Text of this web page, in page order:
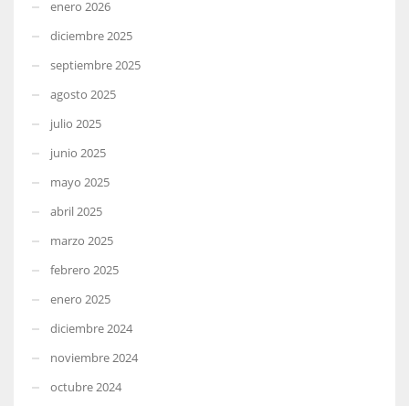
enero 2026
diciembre 2025
septiembre 2025
agosto 2025
julio 2025
junio 2025
mayo 2025
abril 2025
marzo 2025
febrero 2025
enero 2025
diciembre 2024
noviembre 2024
octubre 2024